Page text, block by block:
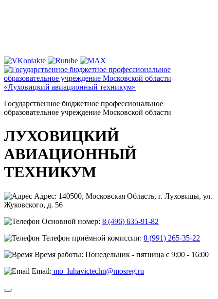
Государственное бюджетное профессиональное
образовательное учреждение Московской области
ЛУХОВИЦКИЙ
АВИАЦИОННЫЙ
ТЕХНИКУМ
Адрес: 140500, Московская Область, г. Луховицы, ул.
Жуковского, д. 56
Основной номер: 8 (496) 635-91-82
Телефон приёмной комиссии: 8 (991) 265-35-22
Время работы: Понедельник - пятница с 9:00 - 16:00
Email: mo_luhavictechn@mosreg.ru